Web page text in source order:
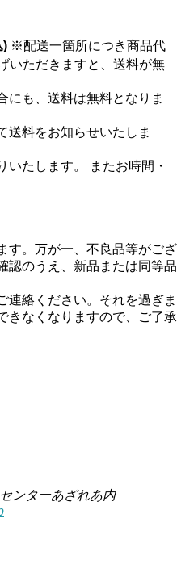
) ※配送一箇所につき商品代
いただきますと、送料が無
にも、送料は無料となりま
料をお知らせいたしま
たします。 またお時間・
す。万が一、不良品等がござ
認のうえ、新品または同等品
連絡ください。それを過ぎま
きなくなりますので、ご了承
ンターあざれあ内